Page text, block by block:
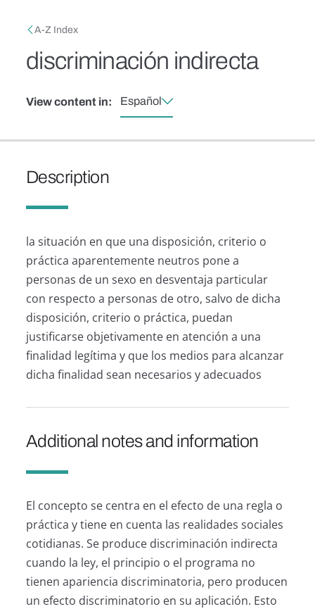
Breadcrumb
A-Z Index
discriminación indirecta
View content in: Español
Description
la situación en que una disposición, criterio o
práctica aparentemente neutros pone a
personas de un sexo en desventaja particular
con respecto a personas de otro, salvo de dicha
disposición, criterio o práctica, puedan
justificarse objetivamente en atención a una
finalidad legítima y que los medios para alcanzar
dicha finalidad sean necesarios y adecuados
Additional notes and information
El concepto se centra en el efecto de una regla o
práctica y tiene en cuenta las realidades sociales
cotidianas. Se produce discriminación indirecta
cuando la ley, el principio o el programa no
tienen apariencia discriminatoria, pero producen
un efecto discriminatorio en su aplicación. Esto